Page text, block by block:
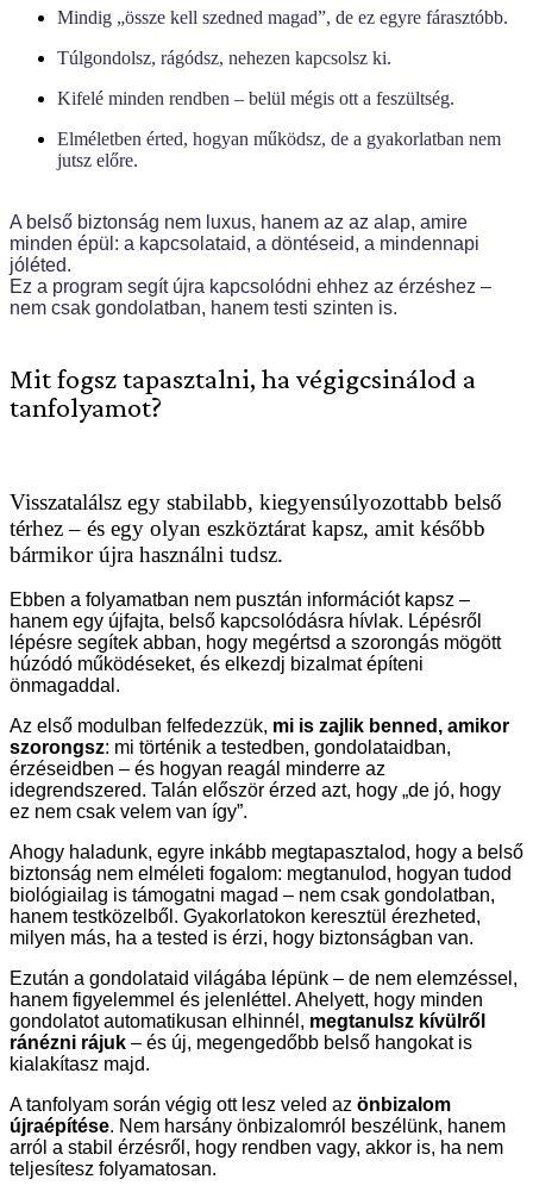
Mindig „össze kell szedned magad”, de ez egyre fárasztóbb.
Túlgondolsz, rágódsz, nehezen kapcsolsz ki.
Kifelé minden rendben – belül mégis ott a feszültség.
Elméletben érted, hogyan működsz, de a gyakorlatban nem
jutsz előre.
A belső biztonság nem luxus, hanem az az alap, amire
minden épül: a kapcsolataid, a döntéseid, a mindennapi
jóléted.
Ez a program segít újra kapcsolódni ehhez az érzéshez –
nem csak gondolatban, hanem testi szinten is.
Mit fogsz tapasztalni, ha végigcsinálod a
tanfolyamot?
Visszatalálsz egy stabilabb, kiegyensúlyozottabb belső
térhez – és egy olyan eszköztárat kapsz, amit később
bármikor újra használni tudsz.
Ebben a folyamatban nem pusztán információt kapsz –
hanem egy újfajta, belső kapcsolódásra hívlak. Lépésről
lépésre segítek abban, hogy megértsd a szorongás mögött
húzódó működéseket, és elkezdj bizalmat építeni
önmagaddal.
Az első modulban felfedezzük, mi is zajlik benned, amikor
szorongsz: mi történik a testedben, gondolataidban,
érzéseidben – és hogyan reagál minderre az
idegrendszered. Talán először érzed azt, hogy „de jó, hogy
ez nem csak velem van így”.
Ahogy haladunk, egyre inkább megtapasztalod, hogy a belső
biztonság nem elméleti fogalom: megtanulod, hogyan tudod
biológiailag is támogatni magad – nem csak gondolatban,
hanem testközelből. Gyakorlatokon keresztül érezheted,
milyen más, ha a tested is érzi, hogy biztonságban van.
Ezután a gondolataid világába lépünk – de nem elemzéssel,
hanem figyelemmel és jelenléttel. Ahelyett, hogy minden
gondolatot automatikusan elhinnél, megtanulsz kívülről
ránézni rájuk – és új, megengedőbb belső hangokat is
kialakítasz majd.
A tanfolyam során végig ott lesz veled az önbizalom
újraépítése. Nem harsány önbizalomról beszélünk, hanem
arról a stabil érzésről, hogy rendben vagy, akkor is, ha nem
teljesítesz folyamatosan.